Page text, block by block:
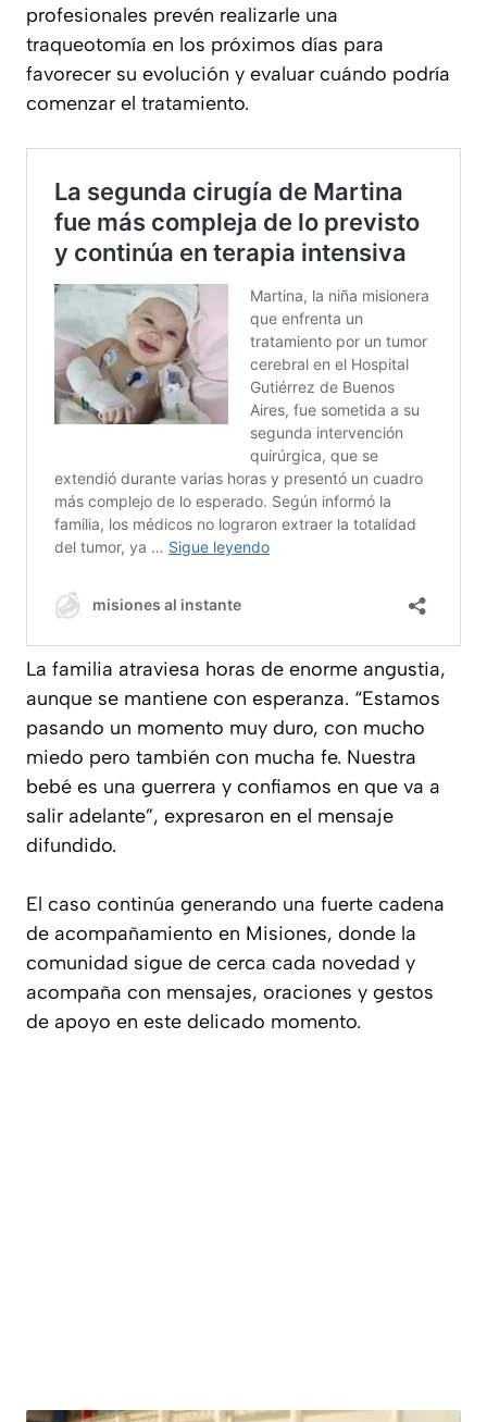
profesionales prevén realizarle una
traqueotomía en los próximos días para
favorecer su evolución y evaluar cuándo podría
comenzar el tratamiento.
La familia atraviesa horas de enorme angustia,
aunque se mantiene con esperanza. “Estamos
pasando un momento muy duro, con mucho
miedo pero también con mucha fe. Nuestra
bebé es una guerrera y confiamos en que va a
salir adelante”, expresaron en el mensaje
difundido.
El caso continúa generando una fuerte cadena
de acompañamiento en Misiones, donde la
comunidad sigue de cerca cada novedad y
acompaña con mensajes, oraciones y gestos
de apoyo en este delicado momento.